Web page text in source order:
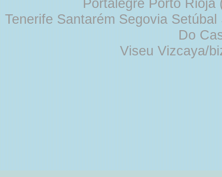
Portalegre Porto
Tenerife Santarém Segovia
Do
Viseu Vizcaya/